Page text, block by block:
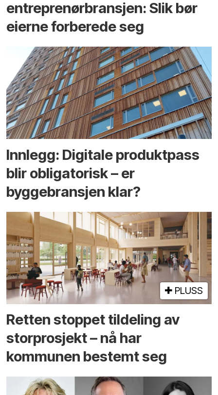
entreprenør­bransjen: Slik bør
eierne forberede seg
Innlegg: Digitale produktpass
blir obligatorisk – er
byggebransjen klar?
PLUSS
Retten stoppet tildeling av
storprosjekt – nå har
kommunen bestemt seg